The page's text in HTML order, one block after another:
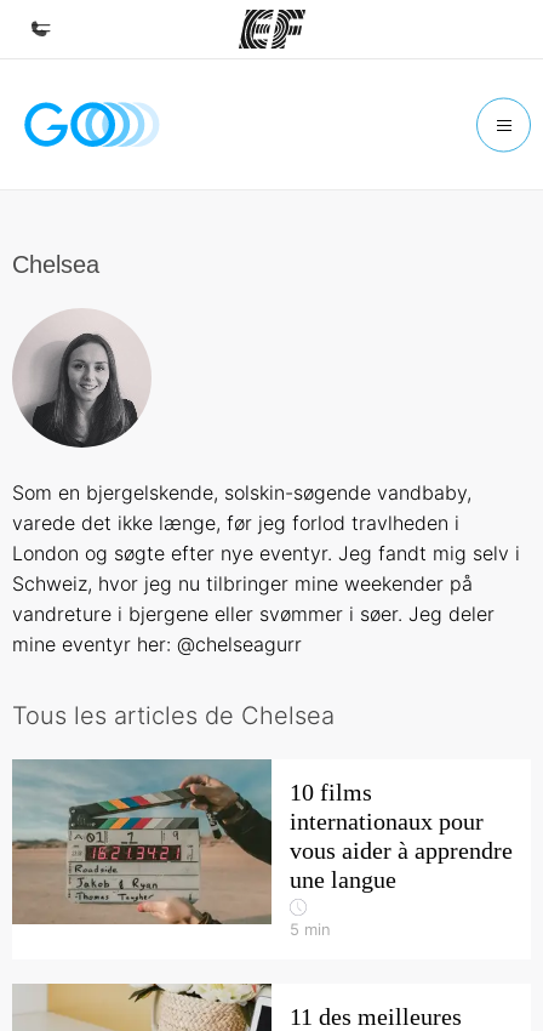
Accueil
Trouver un bureau
A propos de nous
Qui sommes-nous ?
Rejoignez nos équipes
Chelsea
Som en bjergelskende, solskin-søgende vandbaby,
varede det ikke længe, ​​før jeg forlod travlheden i
London og søgte efter nye eventyr. Jeg fandt mig selv i
Schweiz, hvor jeg nu tilbringer mine weekender på
vandreture i bjergene eller svømmer i søer. Jeg deler
mine eventyr her: @chelseagurr
Tous les articles de Chelsea
10 films
internationaux pour
vous aider à apprendre
une langue
5 min
11 des meilleures